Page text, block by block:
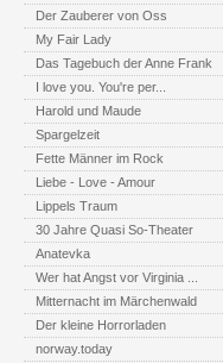
Der Zauberer von Oss
My Fair Lady
Das Tagebuch der Anne Frank
I love you. You're per...
Harold und Maude
Spargelzeit
Fette Männer im Rock
Liebe - Love - Amour
Lippels Traum
30 Jahre Quasi So-Theater
Anatevka
Wer hat Angst vor Virginia ...
Mitternacht im Märchenwald
Der kleine Horrorladen
norway.today